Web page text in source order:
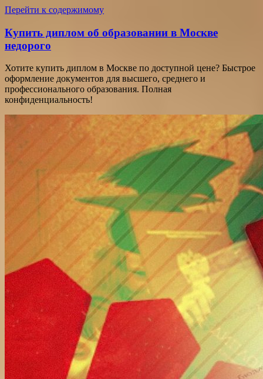
Перейти к содержимому
Купить диплом об образовании в Москве
недорого
Хотите купить диплом в Москве по доступной цене? Быстрое
оформление документов для высшего, среднего и
профессионального образования. Полная
конфиденциальность!